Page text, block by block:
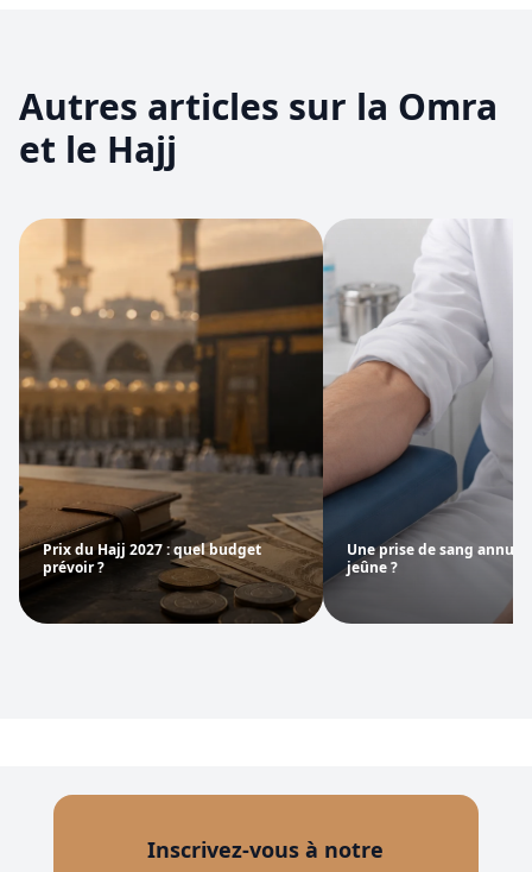
Autres articles sur la Omra
et le Hajj
Prix du Hajj 2027 : quel budget
prévoir ?
Une prise de sang
jeûne ?
Inscrivez-vous à notre